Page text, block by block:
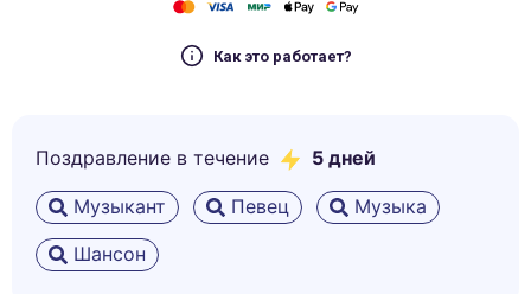
Как это работает?
Поздравление в течение 5 дней
Музыкант Певец
Музыка
Шансон